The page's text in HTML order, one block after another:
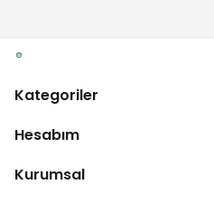
Kategoriler
Hesabım
Kurumsal